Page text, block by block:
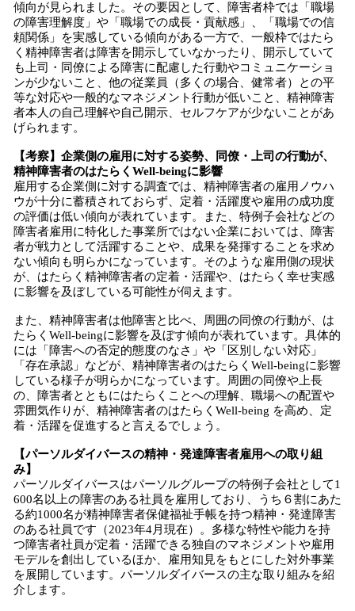
傾向が見られました。その要因として、障害者枠では「職場
の障害理解度」や「職場での成長・貢献感」、「職場での信
頼関係」を実感している傾向がある一方で、一般枠ではたら
く精神障害者は障害を開示していなかったり、開示していて
も上司・同僚による障害に配慮した行動やコミュニケーショ
ンが少ないこと、他の従業員（多くの場合、健常者）との平
等な対応や一般的なマネジメント行動が低いこと、精神障害
者本人の自己理解や自己開示、セルフケアが少ないことがあ
げられます。
【考察】企業側の雇用に対する姿勢、同僚・上司の行動が、
精神障害者のはたらくWell-beingに影響
雇用する企業側に対する調査では、精神障害者の雇用ノウハ
ウが十分に蓄積されておらず、定着・活躍度や雇用の成功度
の評価は低い傾向が表れています。また、特例子会社などの
障害者雇用に特化した事業所ではない企業においては、障害
者が戦力として活躍することや、成果を発揮することを求め
ない傾向も明らかになっています。そのような雇用側の現状
が、はたらく精神障害者の定着・活躍や、はたらく幸せ実感
に影響を及ぼしている可能性が伺えます。
また、精神障害者は他障害と比べ、周囲の同僚の行動が、は
たらくWell-beingに影響を及ぼす傾向が表れています。具体的
には「障害への否定的態度のなさ」や「区別しない対応」
「存在承認」などが、精神障害者のはたらくWell-beingに影響
している様子が明らかになっています。周囲の同僚や上長
の、障害者とともにはたらくことへの理解、職場への配置や
雰囲気作りが、精神障害者のはたらくWell-being を高め、定
着・活躍を促進すると言えるでしょう。
【パーソルダイバースの精神・発達障害者雇用への取り組
み】
パーソルダイバースはパーソルグループの特例子会社として1
600名以上の障害のある社員を雇用しており、うち６割にあた
る約1000名が精神障害者保健福祉手帳を持つ精神・発達障害
のある社員です（2023年4月現在）。多様な特性や能力を持
つ障害者社員が定着・活躍できる独自のマネジメントや雇用
モデルを創出しているほか、雇用知見をもとにした対外事業
を展開しています。パーソルダイバースの主な取り組みを紹
介します。